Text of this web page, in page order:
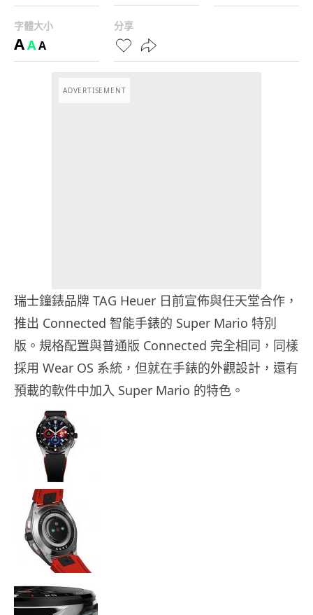
字體大小
AAA
分享
ADVERTISEMENT
瑞士鐘錶品牌 TAG Heuer 日前宣佈與任天堂合作，
推出 Connected 智能手錶的 Super Mario 特別
版。規格配置與普通版 Connected 完全相同，同樣
採用 Wear OS 系統，但就在手錶的外觀設計，還有
預載的軟件中加入 Super Mario 的特色。